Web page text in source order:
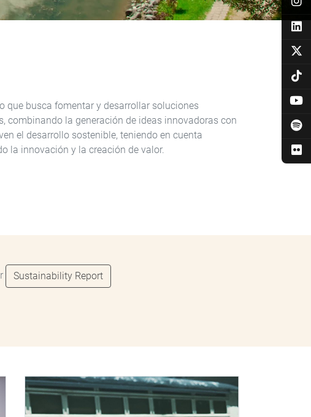
que busca fomentar y desarrollar soluciones
combinando la generación de ideas innovadoras con
el desarrollo sostenible, teniendo en cuenta
la innovación y la creación de valor.
Sustainability Report